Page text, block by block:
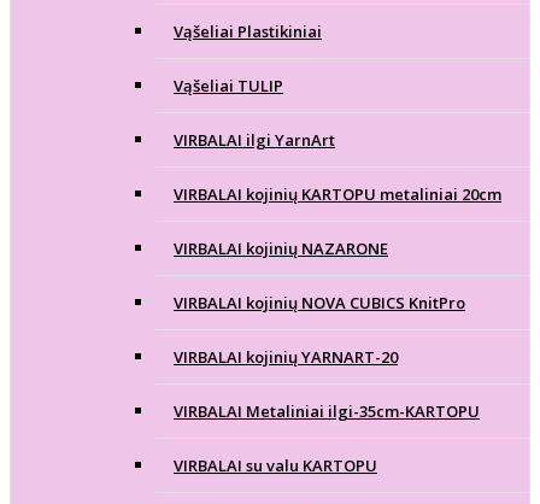
Vąšeliai Plastikiniai
Vąšeliai TULIP
VIRBALAI ilgi YarnArt
VIRBALAI kojinių KARTOPU metaliniai 20cm
VIRBALAI kojinių NAZARONE
VIRBALAI kojinių NOVA CUBICS KnitPro
VIRBALAI kojinių YARNART-20
VIRBALAI Metaliniai ilgi-35cm-KARTOPU
VIRBALAI su valu KARTOPU